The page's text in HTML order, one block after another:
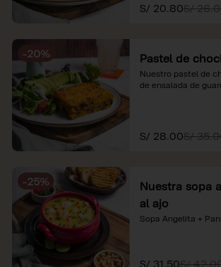
S/ 20.80S/
-20% Pastel de
Nuestro pastel de
de ensalada de
S/ 28.00S/
-25%
Nuestra sopa
al ajo
Sopa Angelita +
S/ 31.50S/